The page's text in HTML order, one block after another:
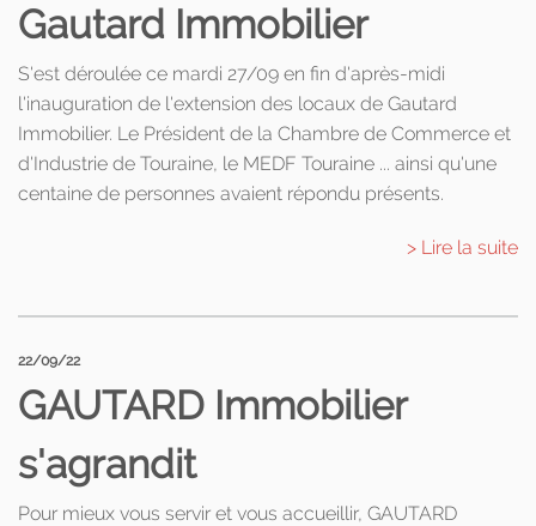
Gautard Immobilier
S'est déroulée ce mardi 27/09 en fin d'après-midi
l'inauguration de l'extension des locaux de Gautard
Immobilier. Le Président de la Chambre de Commerce et
d'Industrie de Touraine, le MEDF Touraine ... ainsi qu'une
centaine de personnes avaient répondu présents.
> Lire la suite
22/09/22
GAUTARD Immobilier
s'agrandit
Pour mieux vous servir et vous accueillir, GAUTARD